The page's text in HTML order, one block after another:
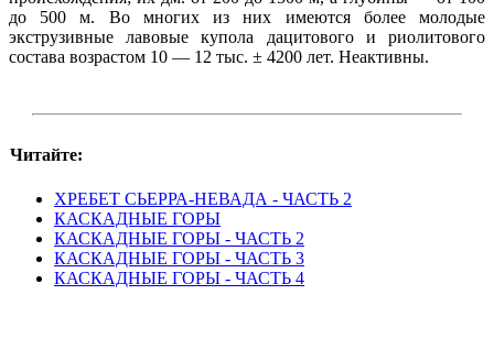
до 500 м. Во многих из них имеются более молодые
экструзивные лавовые купола дацитового и риолитового
состава возрастом 10 — 12 тыс. ± 4200 лет. Неактивны.
Читайте:
ХРЕБЕТ СЬЕРРА-НЕВАДА - ЧАСТЬ 2
КАСКАДНЫЕ ГОРЫ
КАСКАДНЫЕ ГОРЫ - ЧАСТЬ 2
КАСКАДНЫЕ ГОРЫ - ЧАСТЬ 3
КАСКАДНЫЕ ГОРЫ - ЧАСТЬ 4